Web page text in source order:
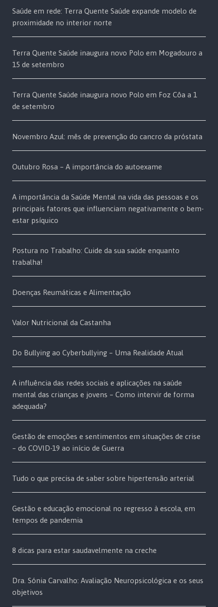
Saúde em rede: Terra Quente Saúde expande modelo de
proximidade no interior norte
Terra Quente Saúde inaugura novo Polo em Mogadouro a
15 de setembro
Terra Quente Saúde inaugura novo Polo em Foz Côa a 1
de setembro
Novembro Azul: mês de prevenção do cancro da próstata
Outubro Rosa – A importância do autoexame
A importância da Saúde Mental na vida das pessoas e os
principais fatores que influenciam negativamente o bem-
estar psíquico
Postura no Trabalho: Cuide da sua saúde enquanto
trabalha!
Doenças Reumáticas e Alimentação
Valor Nutricional da Castanha
Do Bullying ao Cyberbullying – Uma Realidade Atual
A influência das redes sociais e aplicações na saúde
mental das crianças e jovens – Como intervir de forma
adequada?
Gestão de emoções e sentimentos em situações de crise
– do COVID-19 ao início de Guerra
Tudo o que precisa de saber sobre hipertensão arterial
Gestão e educação emocional no regresso à escola, em
tempos de pandemia
8 dicas para estar saudavelmente na creche
Dra. Sónia Carvalho: Avaliação Neuropsicológica e os seus
objetivos